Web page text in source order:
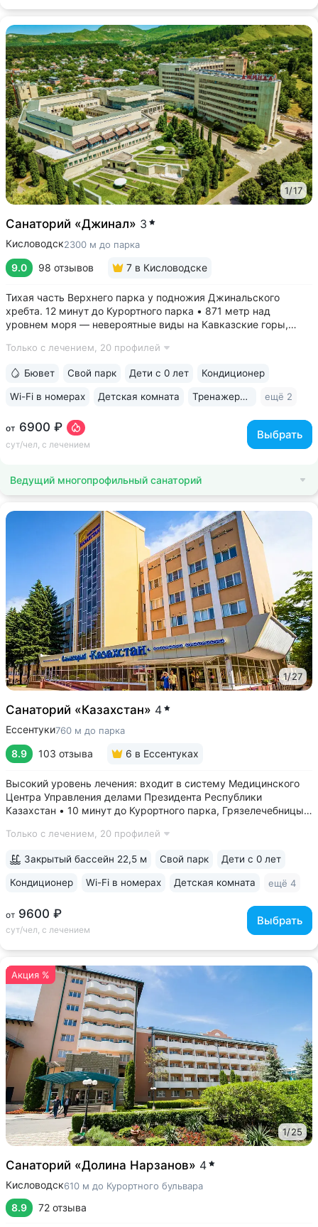
1/17
Санаторий «Джинал» 3
Кисловодск2300 м до парка
9.0 98 отзывов 7 в Кисловодске
Тихая часть Верхнего парка у подножия Джинальского
хребта. 12 минут до Курортного парка • 871 метр над
уровнем моря ­— невероятные виды на Кавказские горы,
расположены лучшие смотровые площадки Кисловодска •
Только с лечением, 20 профилей
от 6900 ₽
сут/чел, с лечением
Выбрать
Бювет Свой парк Дети с 0 лет Кондиционер
Wi-Fi в номерах Детская комната Тренажерный зал ещё 2
Ведущий многопрофильный санаторий
1/27
Санаторий «Казахстан» 4
Ессентуки760 м до парка
8.9 103 отзыва 6 в Ессентуках
Высокий уровень лечения: входит в систему Медицинского
Центра Управления делами Президента Республики
Казахстан • 10 минут до Курортного парка, Грязелечебницы
и «Ессентуки-Новая» • Санаторий с восточным колоритом
Только с лечением, 20 профилей
от 9600 ₽
сут/чел, с лечением
Выбрать
Закрытый бассейн 22,5 м Свой парк Дети с 0 лет
Кондиционер Wi-Fi в номерах Детская комната ещё 4
Акция %
1/25
Санаторий «Долина Нарзанов» 4
Кисловодск610 м до Курортного бульвара
8.9 72 отзыва